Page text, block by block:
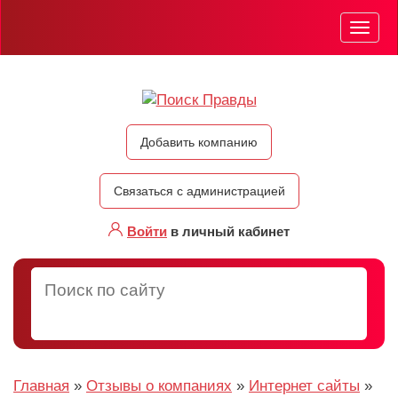
Добавить компанию
Связаться с администрацией
Войти в личный кабинет
Меню
Главная » Отзывы о компаниях » Интернет сайты »